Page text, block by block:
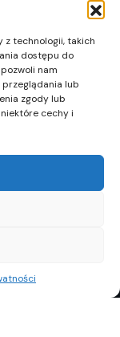
z technologii, takich
dostępu do
nam
lub
zgody lub
cechy i